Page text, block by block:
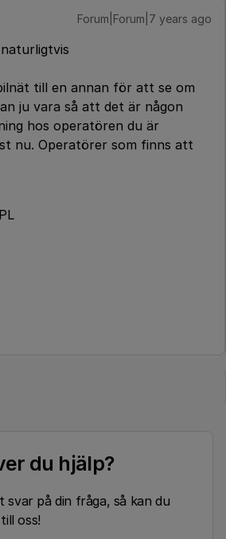
Forum|Forum|7 years ago
till en annan för att se om
ju vara så att det är någon
hos operatören du är
nu. Operatörer som finns att
du hjälp?
svar på din fråga, så kan du
oss!